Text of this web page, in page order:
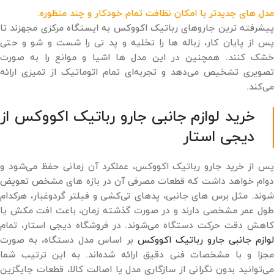
مدل‌ های جدیدتر با امکان نظافت تمام ‌خودکار و چند منظوره.
پیشرفته‌ ترین جاروهای رباتیک اکووکس به ایستگاه مرکزی مجهزند تا
پس از پایان کار، زباله‌ ها را تخلیه و پد تی‌ را شست‌ و شو و حتی
خشک کنند. همچنین در این مدل ‌ها اشیا و موانع را به ‌صورت
تصویری تشخیص می‌دهد و تجربه‌ای تمام‌ اتوماتیک از تمیزی ارائه
می‌کند.
خرید لوازم جانبی جارو رباتیک اکووکس از
دیجی‌ استار
پس از خرید جارو رباتیک اکووکس، عملکرد آن زمانی حفظ می‌شود و
دوام خواهد داشت که قطعات مصرفی آن در بازه‌ های مشخص تعویض
شوند. مثل برس ‌های جانبی، پدهای تی‌کشی و فیلتر گردوغبار، هرکدام
طول عمر مشخصی دارند و در صورت گذشته زمان، باعث افت مکش یا
کاهش دقت حرکت دستگاه می‌شوند. در فروشگاه دیجی ‌استار، تمام
لوازم جانبی جارو رباتیک اکووکس بر اساس مدل دستگاه، به‌ صورت
مجزا و با مشخصات فنی دقیق ارائه شده‌اند. به این ترتیب شما
می‌توانید بدون نگرانی از سازگاری مدل یا اصالت کالا، قطعات جایگزین